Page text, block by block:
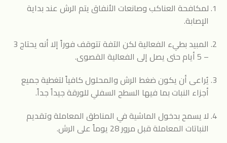
لمكافحة العناكب وصانعات الأنفاق يتم الرش عند بداية
الإصابة.
المبيد بطيء الفعالية لكن الآفة تتوقف فوراً إلا أنه يحتاج 3
– 5 أيام حتى يصل إلى الفعالية القصوى.
يُراعى أن يكون ضغط الرش والمحلول كافياً لتغطية جميع
أجزاء النبات بما فيها السطح السفلي للورقة جيداً جداً.
لا يسمح بدخول الماشية في المناطق المعاملة وتقديم
النباتات المعاملة قبل مرور 28 يوماً على الرش.